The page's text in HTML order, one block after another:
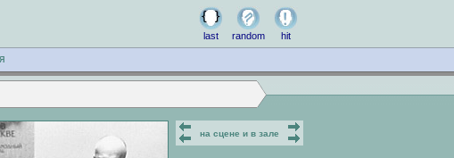
last random hit
Я
на сцене и в зале